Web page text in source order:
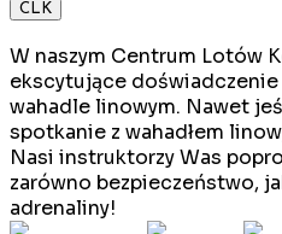
CLK
W naszym Centrum Lotów
ekscytujące
wahadle linowym. Nawet
spotkanie z wahadłem
Nasi instruktorzy Was
zarówno bezpieczeństwo,
adrenaliny!